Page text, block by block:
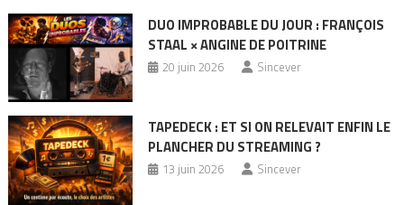
DUO IMPROBABLE DU JOUR : FRANÇOIS
STAAL × ANGINE DE POITRINE
20 juin 2026 Sincever
TAPEDECK : ET SI ON RELEVAIT ENFIN LE
PLANCHER DU STREAMING ?
13 juin 2026 Sincever